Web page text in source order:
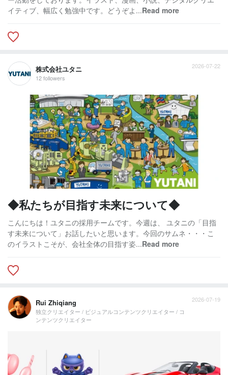
イティブ、幅広く勉強中です。どうぞよ...Read more
株式会社ユタニ
12 followers
2026-07-22
◆私たちが目指す未来について◆
こんにちは！ユタニの採用チームです。今週は、 ユタニの「目指
す未来について」お話したいと思います。今回のサムネ・・・こ
のイラストこそが、会社全体の目指す姿...Read more
Rui Zhiqiang
独立クリエイター / ビジュアルコンテンツクリエイター / コ
ンテンツクリエイター
2026-07-19